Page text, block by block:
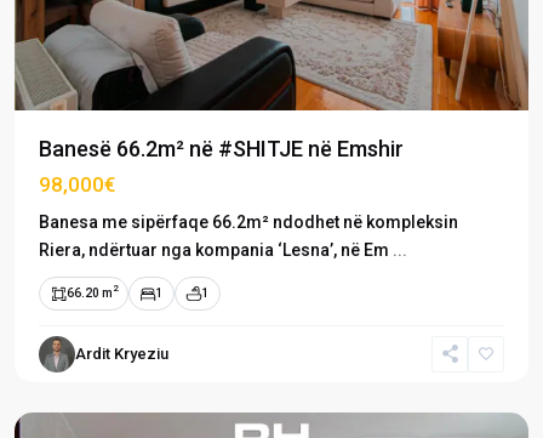
Banesë 66.2m² në #SHITJE në Emshir
98,000€
Banesa me sipërfaqe 66.2m² ndodhet në kompleksin
Riera, ndërtuar nga kompania ‘Lesna’, në Em ...
66.20 m 2 1 1
Ardit Kryeziu
Emshir
Kalabri,